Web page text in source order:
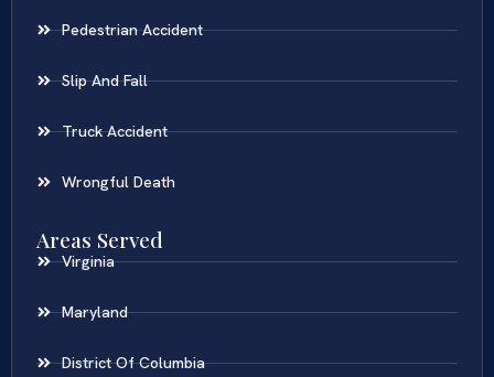
Pedestrian Accident
Slip And Fall
Truck Accident
Wrongful Death
Areas Served
Virginia
Maryland
District Of Columbia